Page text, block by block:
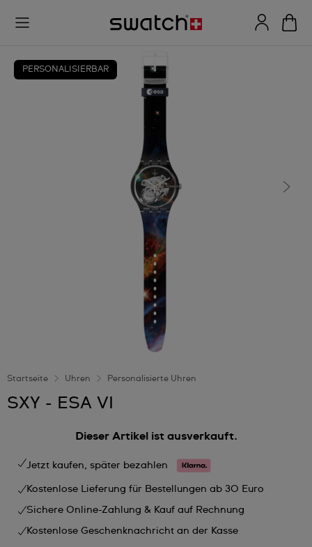
PERSONALISIERBAR
Startseite Uhren Personalisierte Uhren
SXY - ESA VI
Dieser Artikel ist ausverkauft.
Jetzt kaufen, später bezahlen
Kostenlose Lieferung für Bestellungen ab 30 Euro
Sichere Online-Zahlung & Kauf auf Rechnung
Kostenlose Geschenknachricht an der Kasse